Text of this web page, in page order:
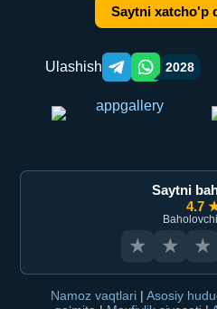
Saytni xatcho'p
Ulashish Telegram orqali
WhatsApp
2028
Saytni
4.7
★ ★ ★
Namoz vaqtlari | Asosiy